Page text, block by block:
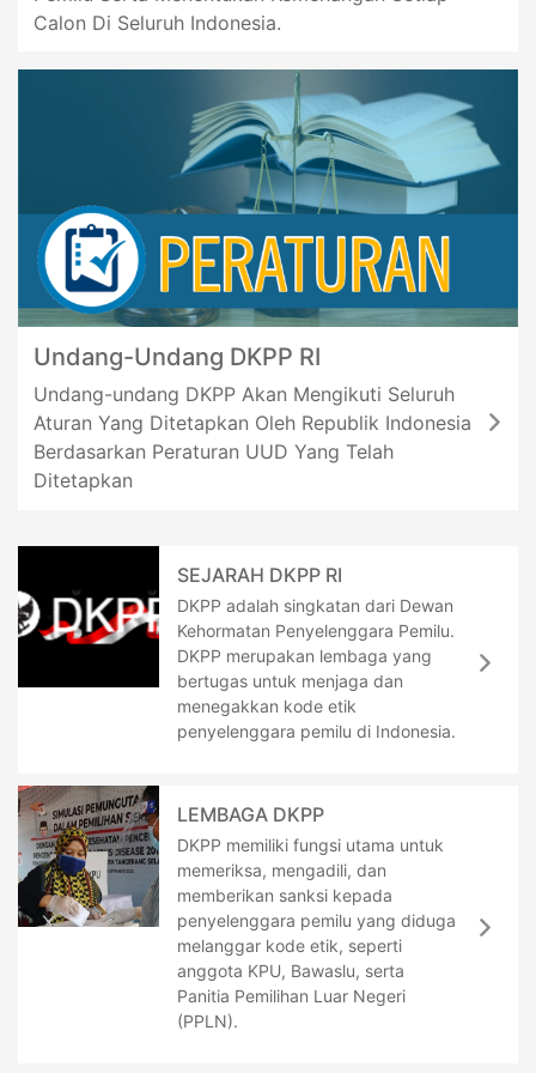
Kabupaten Parigi Moutong serta Ketua dan Anggota
No. 236 Tahun 2024 Ichlas, Ketua KPU Kabupaten
Pangkajene dan Kepulauan
Calon Di Seluruh Indonesia.
Undang-Undang DKPP RI
Undang-undang DKPP Akan Mengikuti Seluruh
Aturan Yang Ditetapkan Oleh Republik Indonesia
Berdasarkan Peraturan UUD Yang Telah
Ditetapkan
SEJARAH DKPP RI
DKPP adalah singkatan dari Dewan
Kehormatan Penyelenggara Pemilu.
DKPP merupakan lembaga yang
bertugas untuk menjaga dan
menegakkan kode etik
penyelenggara pemilu di Indonesia.
LEMBAGA DKPP
DKPP memiliki fungsi utama untuk
memeriksa, mengadili, dan
memberikan sanksi kepada
penyelenggara pemilu yang diduga
melanggar kode etik, seperti
anggota KPU, Bawaslu, serta
Panitia Pemilihan Luar Negeri
(PPLN).